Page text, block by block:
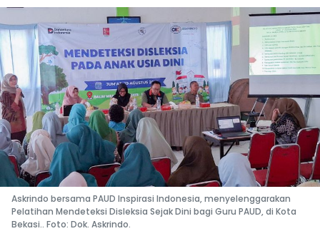
Askrindo bersama PAUD Inspirasi Indonesia, menyelenggarakan
Pelatihan Mendeteksi Disleksia Sejak Dini bagi Guru PAUD, di Kota
Bekasi.. Foto: Dok. Askrindo.